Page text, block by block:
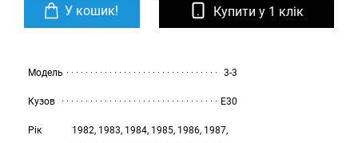
У кошик! Купити у 1 клік
Модель 3-3
Кузов E30
Рік
1982, 1983, 1984, 1985, 1986, 1987,